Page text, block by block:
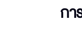
กา